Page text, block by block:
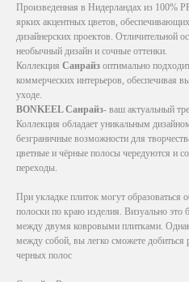
Произведенная в Нидерландах из 100%
ярких акцентных цветов,
дизайнерских проектов. Отличительной
необычный дизайн и сочные оттенки.
Коллекция Санрайз оптимально
коммерческих интерьеров, обеспечивая
уходе.
BONKEEL Санрайз- ваш актуальный
Коллекция обладает уникальным
безграничные возможности для
цветные и чёрные полосы чередуются и
переходы.
При укладке плиток могут образоваться
полоски по краю изделия. Визуально это
между двумя ковровыми плитками.
между собой, вы легко сможете
черных полос